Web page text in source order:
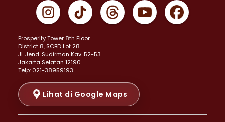
Properti Dijual di Gambir >
Properti Dijual di Johar Baru >
Properti Dijual di Menteng >
Properti Dijual di Senen >
Properti Dijual di Tanah Abang >
Properti Dijual di Cikini >
Properti Dijual di Kramat >
Properti Dijual di Pasar Baru >
Properti Dijual di Bendungan Hilir >
Prosperity Tower 8th Floor
District 8, SCBD Lot 28
JI. Jend. Sudirman Kav. 52-53
Jakarta Selatan 12190
Telp: 021-38959193
Lihat di Google Maps